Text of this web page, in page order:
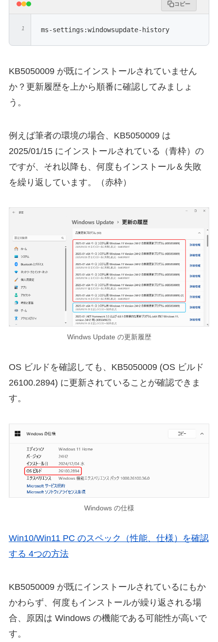
コピー
ms-settings:windowsupdate-history
KB5050009 が既にインストールされていません
か？更新履歴を上から順番に確認してみましょ
う。
例えば筆者の環境の場合、KB5050009 は
2025/01/15 にインストールされている（青枠）の
ですが、それ以降も、何度もインストール＆失敗
を繰り返しています。（赤枠）
Windws Update の更新履歴
OS ビルドを確認しても、KB5050009 (OS ビルド
26100.2894) に更新されていることが確認できま
す。
Windows の仕様
Win10/Win11 PC のスペック（性能、仕様）を確認
する 4つの方法
KB5050009 が既にインストールされているにもか
かわらず、何度もインストールが繰り返される場
合、原因は Windows の機能である可能性が高いで
す。